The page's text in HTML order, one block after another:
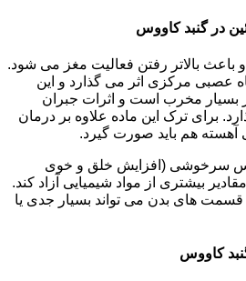
در گنبد کاووس
بالاتر رفتن فعالیت مغز می شود.
عصبی مرکزی اثر می گذارد و این
بسیار مخرب است و اثرات جبران
برای ترک این ماده علاوه بر درمان
آهسته هم باید صورت گیرد.
حس سرخوشی (افزایش خلق و خوی
بیشتری از مواد شیمیایی آزاد کند.
قسمت های بدن می تواند بسیار جدی یا
کاووس